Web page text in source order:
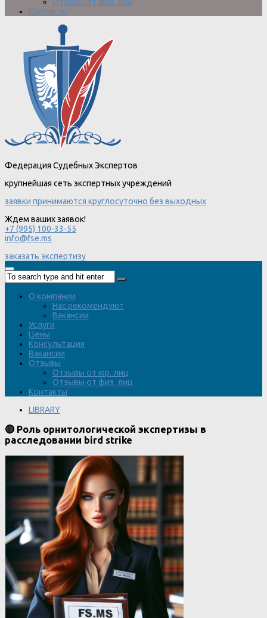
Отзывы от физ. лиц
Контакты
Федерация Судебных Экспертов
крупнейшая сеть экспертных учреждений
заявки принимаются круглосуточно без выходных
Ждем ваших заявок!
+7 (995) 100-33-55
info@fse.ms
заказать экспертизу
О компании
Нас рекомендуют
Вакансии
Услуги
Цены
Консультация
Вакансии
Отзывы
Отзывы от юр. лиц
Отзывы от физ. лиц
Контакты
LIBRARY
🔴 Роль орнитологической экспертизы в
расследовании bird strike